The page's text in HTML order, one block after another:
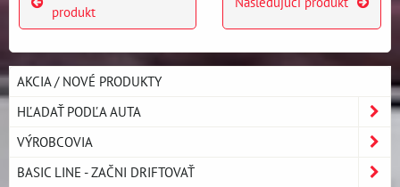
produkt
AKCIA / NOVÉ PRODUKTY
HĽADAŤ PODĽA AUTA
VÝROBCOVIA
BASIC LINE - ZAČNI DRIFTOVAŤ